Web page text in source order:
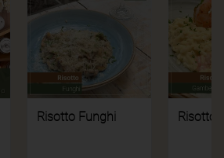
Risotto Funghi Risotto